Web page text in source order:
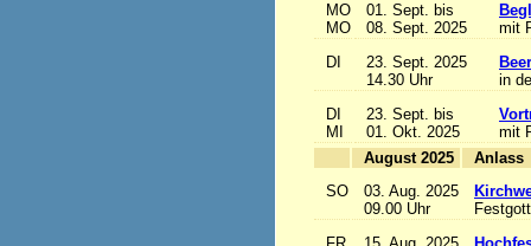
MO
MO
01. Sept. bis
08. Sept. 2025
mit
DI
23. Sept. 2025
14.30 Uhr
in
DI
MI
23. Sept. bis
01. Okt. 2025
mit
August 2025
SO
03. Aug. 2025
09.00 Uhr